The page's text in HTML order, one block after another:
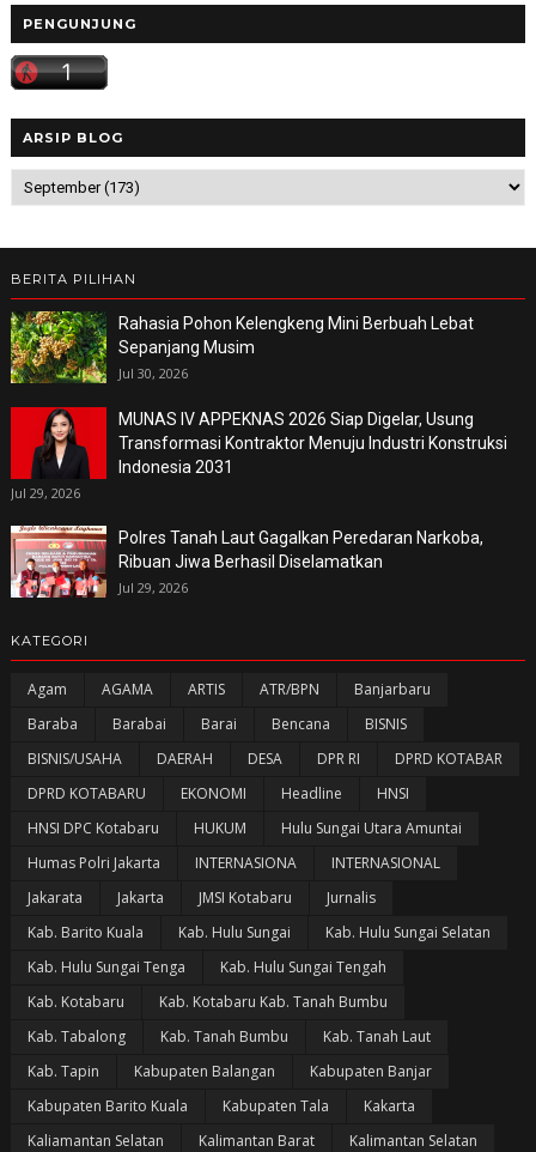
PENGUNJUNG
ARSIP BLOG
BERITA PILIHAN
Rahasia Pohon Kelengkeng Mini Berbuah Lebat
Sepanjang Musim
Jul 30, 2026
MUNAS IV APPEKNAS 2026 Siap Digelar, Usung
Transformasi Kontraktor Menuju Industri Konstruksi
Indonesia 2031
Jul 29, 2026
Polres Tanah Laut Gagalkan Peredaran Narkoba,
Ribuan Jiwa Berhasil Diselamatkan
Jul 29, 2026
KATEGORI
Agam AGAMA ARTIS ATR/BPN
Banjarbaru
Baraba
Barabai Barai Bencana
BISNIS
BISNIS/USAHA
DAERAH DESA DPR RI
DPRD KOTABAR
DPRD KOTABARU
EKONOMI Headline
HNSI
HNSI DPC Kotabaru
HUKUM
Hulu Sungai Utara Amuntai
Humas Polri Jakarta
INTERNASIONA
INTERNASIONAL
Jakarata
Jakarta JMSI Kotabaru
Jurnalis
Kab. Barito Kuala
Kab. Hulu Sungai
Kab. Hulu Sungai Selatan
Kab. Hulu Sungai Tenga
Kab. Hulu Sungai Tengah
Kab. Kotabaru
Kab. Kotabaru Kab. Tanah Bumbu
Kab. Tabalong
Kab. Tanah Bumbu
Kab. Tanah Laut
Kab. Tapin
Kabupaten Balangan
Kabupaten Banjar
Kabupaten Barito Kuala
Kabupaten Tala
Kakarta
Kaliamantan Selatan
Kalimantan Barat
Kalimantan Selatan